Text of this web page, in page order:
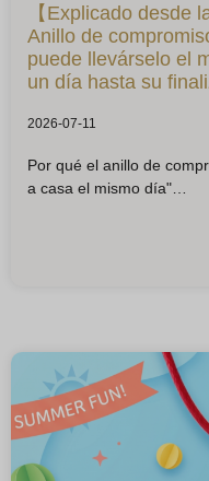
【Explicado desde
Anillo de
puede llevárselo el
un día hasta su
2026-07-11
Por qué el anillo de
a casa el mismo día"